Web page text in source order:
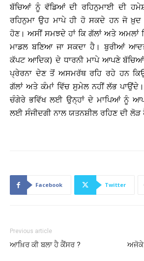
ਬੱਚਿਆਂ ਨੂੰ ਵੱਡਿਆਂ ਦੀ ਰਹਿਨੁਮਾਈ ਦੀ
ਰਹਿਨੁਮਾ ਉਹ ਮਾਪੇ ਹੀ ਹੋ ਸਕਦੇ ਹਨ ਜੋ
ਹੋਣ। ਅਸੀਂ ਸਮਝਦੇ ਹਾਂ ਕਿ ਗੱਲਾਂ ਅਤੇ ਅਮਲਾਂ
ਮਾਡਲ ਬਣਿਆ ਜਾ ਸਕਦਾ ਹੈ। ਬੁਰੀਆਂ
ਕੱਪਟ ਆਦਿਕ) ਦੇ ਧਾਰਨੀ ਮਾਪੇ ਆਪਣੇ
ਪ੍ਰੇਰਨਾ ਦੇਣ ਤੋਂ ਅਸਮਰੱਥ ਰਹਿ ਰਹੇ ਹਨ
ਗੱਲਾਂ ਅਤੇ ਕੰਮਾਂ ਵਿੱਚ ਸੁਮੇਲ ਨਹੀਂ ਲੱਭ
ਚੰਗੇਰੇ ਭਵਿੱਖ ਲਈ ਉਨ੍ਹਾਂ ਦੇ ਮਾਪਿਆਂ ਨੂੰ
ਲਈ ਸੰਜੀਦਗੀ ਨਾਲ ਯਤਨਸ਼ੀਲ ਰਹਿਣ ਦੀ ਲੋੜ
Facebook Twitter
Previous article
ਆਖ਼ਿਰ ਕੀ ਬਲਾ ਹੈ ਕੈਂਸਰ ?
ਅਜੋਕੇ